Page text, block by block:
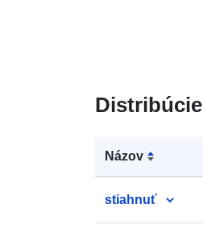
Distribúcie
Názov
stiahnuť